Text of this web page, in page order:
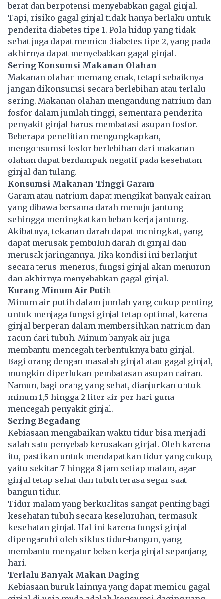
berat dan berpotensi menyebabkan gagal ginjal.
Tapi, risiko gagal ginjal tidak hanya berlaku untuk
penderita diabetes tipe 1. Pola hidup yang tidak
sehat juga dapat memicu diabetes tipe 2, yang pada
akhirnya dapat menyebabkan gagal ginjal.
Sering Konsumsi Makanan Olahan
Makanan olahan memang enak, tetapi sebaiknya
jangan dikonsumsi secara berlebihan atau terlalu
sering. Makanan olahan mengandung natrium dan
fosfor dalam jumlah tinggi, sementara penderita
penyakit ginjal harus membatasi asupan fosfor.
Beberapa penelitian mengungkapkan,
mengonsumsi fosfor berlebihan dari makanan
olahan dapat berdampak negatif pada kesehatan
ginjal dan tulang.
Konsumsi Makanan Tinggi Garam
Garam atau natrium dapat mengikat banyak cairan
yang dibawa bersama darah menuju jantung,
sehingga meningkatkan beban kerja jantung.
Akibatnya, tekanan darah dapat meningkat, yang
dapat merusak pembuluh darah di ginjal dan
merusak jaringannya. Jika kondisi ini berlanjut
secara terus-menerus, fungsi ginjal akan menurun
dan akhirnya menyebabkan gagal ginjal.
Kurang Minum Air Putih
Minum air putih dalam jumlah yang cukup penting
untuk menjaga fungsi ginjal tetap optimal, karena
ginjal berperan dalam membersihkan natrium dan
racun dari tubuh. Minum banyak air juga
membantu mencegah terbentuknya batu ginjal.
Bagi orang dengan masalah ginjal atau gagal ginjal,
mungkin diperlukan pembatasan asupan cairan.
Namun, bagi orang yang sehat, dianjurkan untuk
minum 1,5 hingga 2 liter air per hari guna
mencegah penyakit ginjal.
Sering Begadang
Kebiasaan mengabaikan waktu tidur bisa menjadi
salah satu penyebab kerusakan ginjal. Oleh karena
itu, pastikan untuk mendapatkan tidur yang cukup,
yaitu sekitar 7 hingga 8 jam setiap malam, agar
ginjal tetap sehat dan tubuh terasa segar saat
bangun tidur.
Tidur malam yang berkualitas sangat penting bagi
kesehatan tubuh secara keseluruhan, termasuk
kesehatan ginjal. Hal ini karena fungsi ginjal
dipengaruhi oleh siklus tidur-bangun, yang
membantu mengatur beban kerja ginjal sepanjang
hari.
Terlalu Banyak Makan Daging
Kebiasaan buruk lainnya yang dapat memicu gagal